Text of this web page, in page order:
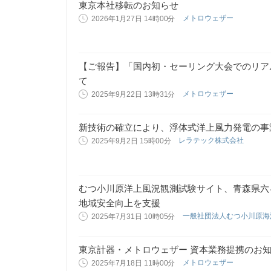
東京本社移転のお知らせ
2026年1月27日 14時00分 メトロウェザー
【ご報告】「国内初・セーリング大会でのリ
て
2025年9月22日 13時31分 メトロウェザー
新技術の確立により、浮体式洋上風力発電の
2025年9月2日 15時00分 レラテック株式会社
むつ小川原洋上風況観測試験サイト、青森県
地域安全向上を支援
2025年7月31日 10時05分 一般社団法人むつ小川原
東京計器・メトロウェザー 資本業務提携のお
2025年7月18日 11時00分 メトロウェザー